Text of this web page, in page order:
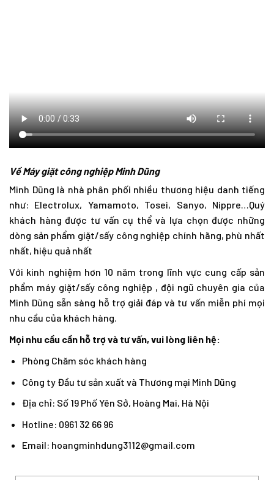
Về Máy giặt công nghiệp Minh Dũng
Minh Dũng là nhà phân phối nhiều thương hiệu danh tiếng
như: Electrolux, Yamamoto, Tosei, Sanyo, Nippre…Quý
khách hàng được tư vấn cụ thể và lựa chọn được những
dòng sản phẩm giặt/sấy công nghiệp chính hãng, phù nhất
nhất, hiệu quả nhất
Với kinh nghiệm hơn 10 năm trong lĩnh vực cung cấp sản
phẩm máy giặt/sấy công nghiệp , đội ngũ chuyên gia của
Minh Dũng sẵn sàng hỗ trợ giải đáp và tư vấn miễn phí mọi
nhu cầu của khách hàng.
Mọi nhu cầu cần hỗ trợ và tư vấn, vui lòng liên hệ:
Phòng Chăm sóc khách hàng
Công ty Đầu tư sản xuất và Thương mại Minh Dũng
Địa chỉ: Số 19 Phố Yên Sở, Hoàng Mai, Hà Nội
Hotline: 0961 32 66 96
Email: hoangminhdung3112@gmail.com